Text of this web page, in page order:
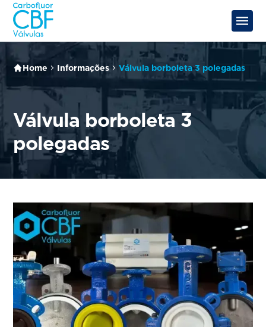
Home Informações Válvula borboleta 3 polegadas
Válvula borboleta 3
polegadas